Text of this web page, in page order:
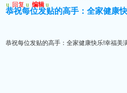
u 回复 u 编辑 u
恭祝每位发贴的高手：全家健康
恭祝每位发贴的高手：全家健康快乐!幸福美